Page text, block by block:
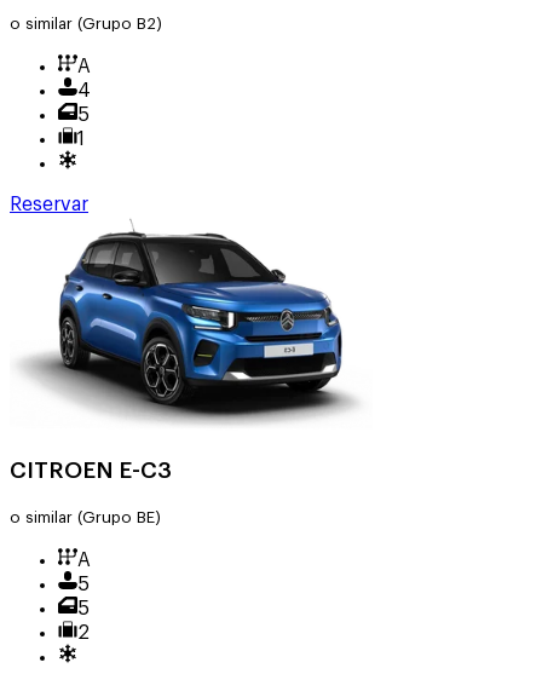
o similar (Grupo B2)
A
4
5
1
Reservar
CITROEN E-C3
o similar (Grupo BE)
A
5
5
2